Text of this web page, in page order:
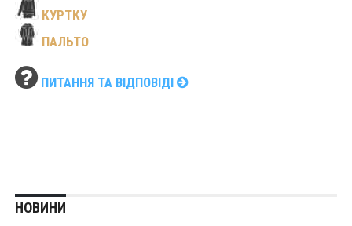
КУРТКУ
ПАЛЬТО
ПИТАННЯ ТА ВІДПОВІДІ
НОВИНИ